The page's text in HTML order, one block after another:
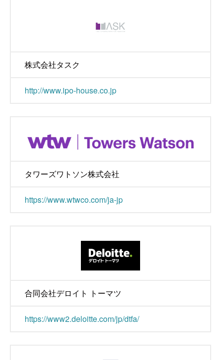
株式会社タスク
http://www.ipo-house.co.jp
タワーズワトソン株式会社
https://www.wtwco.com/ja-jp
合同会社デロイト トーマツ
https://www2.deloitte.com/jp/dtfa/